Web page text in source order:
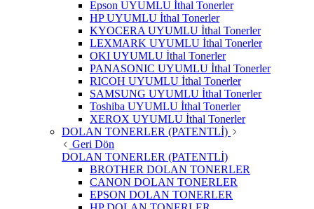
Epson UYUMLU İthal Tonerler
HP UYUMLU İthal Tonerler
KYOCERA UYUMLU İthal Tonerler
LEXMARK UYUMLU İthal Tonerler
OKI UYUMLU İthal Tonerler
PANASONIC UYUMLU İthal Tonerler
RICOH UYUMLU İthal Tonerler
SAMSUNG UYUMLU İthal Tonerler
Toshiba UYUMLU İthal Tonerler
XEROX UYUMLU İthal Tonerler
DOLAN TONERLER (PATENTLİ)
Geri Dön
DOLAN TONERLER (PATENTLİ)
BROTHER DOLAN TONERLER
CANON DOLAN TONERLER
EPSON DOLAN TONERLER